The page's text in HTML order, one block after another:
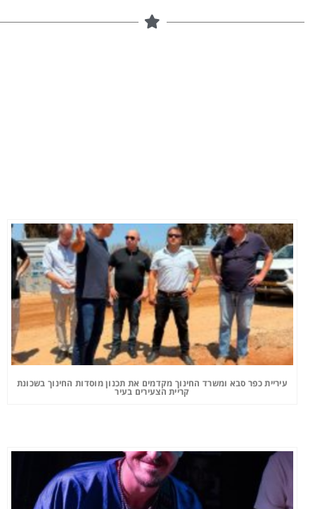
עיריית כפר סבא ומשרד החינוך מקדמים את תכנון מוסדות החינוך בשכונת
קריית הצעירים בעיר